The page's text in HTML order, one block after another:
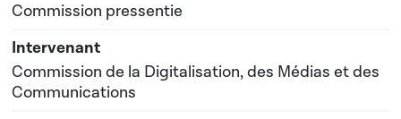
Commission pressentie
Commission de la Digitalisation, des Médias et des
Communications